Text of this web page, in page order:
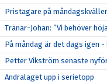
Pristagare på
Tränar-Johan: ”Vi behöver
På måndag är det dags igen
Petter Vikström senaste
Andralaget upp i serietopp